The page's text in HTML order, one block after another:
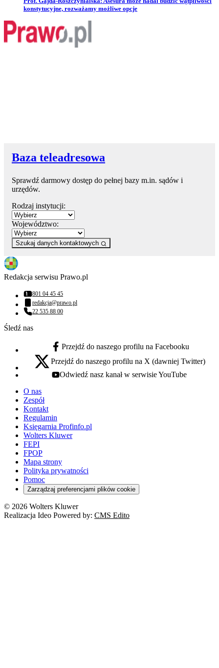
konstytucyjne, rozważamy możliwe opcje
Baza teleadresowa
Sprawdź darmowy dostęp do pełnej bazy m.in. sądów i
urzędów.
Rodzaj instytucji:
Województwo:
Szukaj danych kontaktowych
Redakcja serwisu Prawo.pl
Numer telefonu:
801 04 45 45
Adres email:
redakcja@prawo.pl
Numer telefonu:
22 535 88 00
Śledź nas
facebook - otwiera się w nowej karcie
Przejdź do naszego profilu na Facebooku
x - otwiera się w nowej karcie
Przejdź do naszego profilu na X (dawniej Twitter)
youtube - otwiera się w nowej karcie
Odwiedź nasz kanał w serwisie YouTube
O nas
Zespół
Kontakt
Regulamin
Księgarnia Profinfo.pl
Wolters Kluwer
FEPI
FPOP
Mapa strony
Polityka prywatności
Pomoc
Zarządzaj preferencjami plików cookie
© 2026 Wolters Kluwer
Realizacja Ideo Powered by: CMS Edito